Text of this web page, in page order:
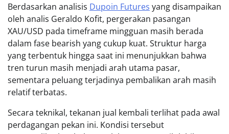
Berdasarkan analisis Dupoin Futures yang disampaikan
oleh analis Geraldo Kofit, pergerakan pasangan
XAU/USD pada timeframe mingguan masih berada
dalam fase bearish yang cukup kuat. Struktur harga
yang terbentuk hingga saat ini menunjukkan bahwa
tren turun masih menjadi arah utama pasar,
sementara peluang terjadinya pembalikan arah masih
relatif terbatas.
Secara teknikal, tekanan jual kembali terlihat pada awal
perdagangan pekan ini. Kondisi tersebut